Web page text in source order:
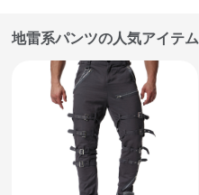
地雷系パンツの人気アイテム